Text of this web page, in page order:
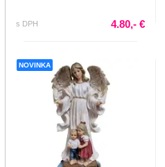
s DPH 4.80,- €
NOVINKA